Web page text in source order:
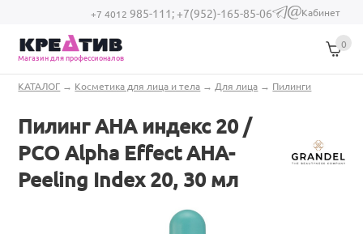
Перейти к основному содержанию
+7 4012 985-111;+7(952)-165-85-06
(link sends e-
Кабинет
Магазин для профессионалов
0
Вы здесь
КАТАЛОГ → Косметика для лица и тела → Для лица → Пилинги
Пилинг АНА индекс 20 /
PCO Alpha Effect AHA-
Peeling Index 20, 30 мл